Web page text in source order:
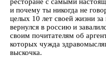
и почему ты никогда не
целых 10 лет своей жизни
вернулся в россию и
своим почитателям об
которых чужда
выскочка.